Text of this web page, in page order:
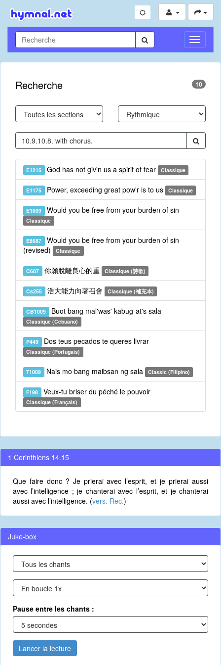
Toggle
Recherche 10
E1215 God has not giv'n us a spirit of fear Classique
E1175 Power, exceeding great pow'r is to us Classique
E1009 Would you be free from your burden of sin
Classique
E8687 Would you be free from your burden of sin
(revised)
Classique
C687 你願脫離良心的重 Classique (詩歌)
Cs255 浩大能力向著召會 Classique (補充本)
CB1009 Buot bang mal'was' kabug-at's sala
Classique (Cebuano)
P449 Dos teus pecados te queres livrar
Classique (Portugais)
T1009 Nais mo bang maibsan ng sala Classic (Filipino)
F198 Veux-tu briser du péché le pouvoir
Classique (Français)
1 Corinthiens 14.15
Que faire donc ? Je prierai avec l’esprit, et je prierai aussi
avec l’intelligence ; je chanterai avec l’esprit, et je chanterai
aussi avec l’intelligence. (vers. Rec.)
Juke-box
Pause entre les chants :
Lancer la lecture